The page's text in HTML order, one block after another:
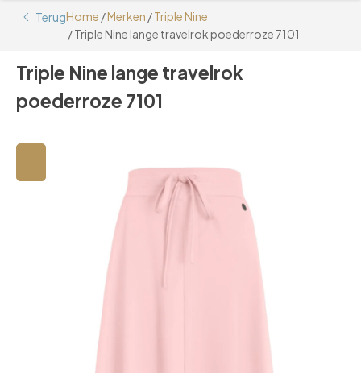
TerugHome /Merken /Triple Nine
/ Triple Nine lange travelrok poederroze 7101
Triple Nine lange travelrok
poederroze 7101